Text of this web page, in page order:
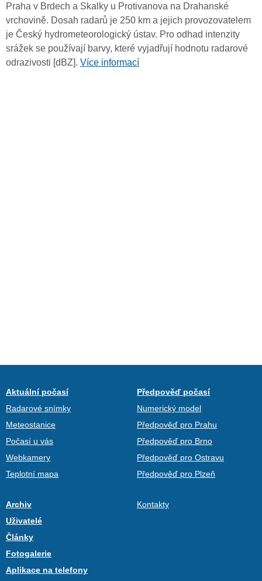
Praha v Brdech a Skalky u Protivanova na Drahanské
vrchovině. Dosah radarů je 250 km a jejich provozovatelem
je Český hydrometeorologický ústav. Pro odhad intenzity
srážek se používají barvy, které vyjadřují hodnotu radarové
odrazivosti [dBZ]. Více informací
Aktuální počasí
Radarové snímky
Meteostanice
Počasí u vás
Webkamery
Teplotní mapa
Předpověď počasí
Numerický model
Předpověď pro Prahu
Předpověď pro Brno
Předpověď pro Ostravu
Předpověď pro Plzeň
Archiv
Uživatelé
Články
Fotogalerie
Aplikace na telefony
Kontakty